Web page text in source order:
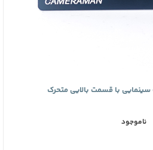
با قسمت بالایی متحرک
ناموجود